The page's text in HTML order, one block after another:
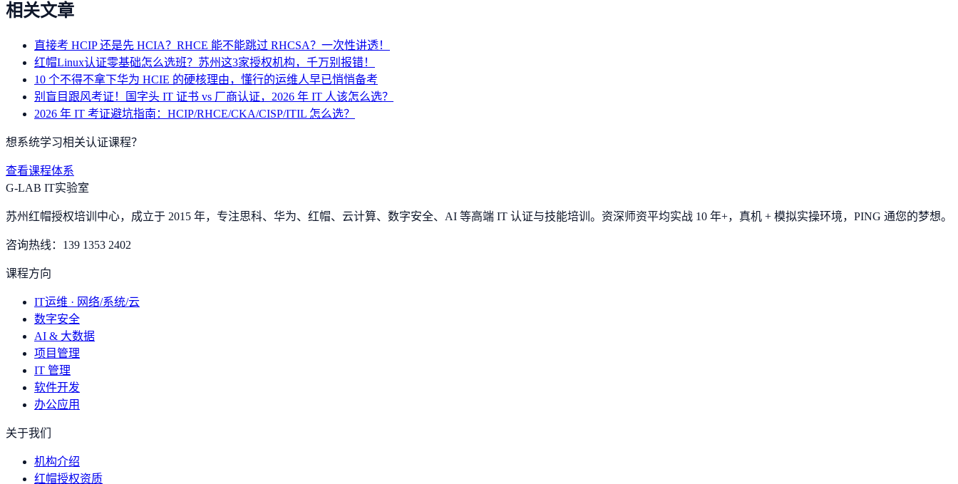
相关文章
直接考 HCIP 还是先 HCIA？RHCE 能不能跳过 RHCSA？一次性讲透！
红帽Linux认证零基础怎么选班？苏州这3家授权机构，千万别报错！
10 个不得不拿下华为 HCIE 的硬核理由，懂行的运维人早已悄悄备考
别盲目跟风考证！国字头 IT 证书 vs 厂商认证，2026 年 IT 人该怎么选？
2026 年 IT 考证避坑指南：HCIP/RHCE/CKA/CISP/ITIL 怎么选？
想系统学习相关认证课程？
查看课程体系
G-LAB IT实验室
苏州红帽授权培训中心，成立于 2015 年，专注思科、华为、红帽、云计算、数字安全、AI 等高端 IT 认证与技能培训。资深师资平均实战 10 年+，真机 + 模拟实操环境， PING 通您的梦想。
咨询热线： 139 1353 2402
课程方向
IT运维 · 网络/系统/云
数字安全
AI & 大数据
项目管理
IT 管理
软件开发
办公应用
关于我们
机构介绍
红帽授权资质